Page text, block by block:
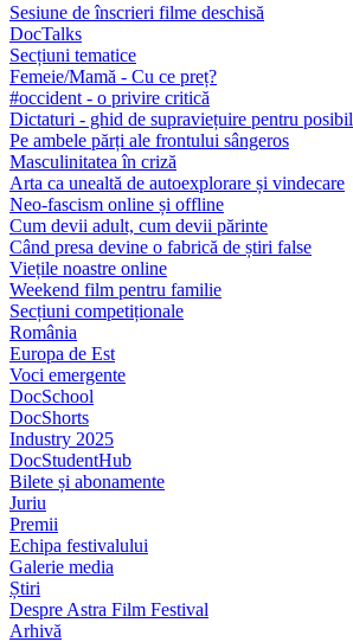
Sesiune de înscrieri filme deschisă
DocTalks
Secțiuni tematice
Femeie/Mamă - Cu ce preț?
#occident - o privire critică
Dictaturi - ghid de supraviețuire pentru
Pe ambele părți ale frontului sângeros
Masculinitatea în criză
Arta ca unealtă de autoexplorare și vindecare
Neo-fascism online și offline
Cum devii adult, cum devii părinte
Când presa devine o fabrică de știri false
Viețile noastre online
Weekend film pentru familie
Secțiuni competiționale
România
Europa de Est
Voci emergente
DocSchool
DocShorts
Industry 2025
DocStudentHub
Bilete și abonamente
Juriu
Premii
Echipa festivalului
Galerie media
Știri
Despre Astra Film Festival
Arhivă